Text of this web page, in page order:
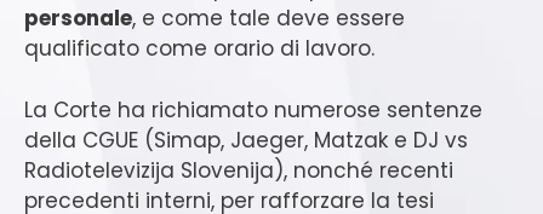
personale, e come tale deve essere
qualificato come orario di lavoro.
La Corte ha richiamato numerose sentenze
della CGUE (Simap, Jaeger, Matzak e DJ vs
Radiotelevizija Slovenija), nonché recenti
precedenti interni, per rafforzare la tesi